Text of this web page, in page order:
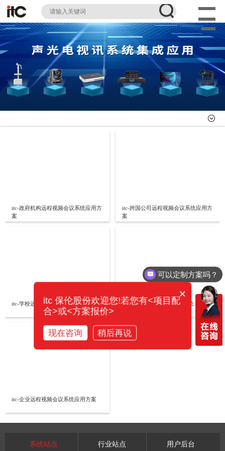
itc-政府机构远程视频会议系统应用方
案
itc-跨国公司远程视频会议系统应用方
案
itc-学校远程视频会议系统应用方案 可兼容高清视频会议通讯系统
itc-企业远程视频会议系统应用方案
系统站点 行业站点 用户后台
可以定制方案吗？
×
itc 保伦股份欢迎您!若您有<项目配
合>或<方案报价>
现在咨询 稍后再说